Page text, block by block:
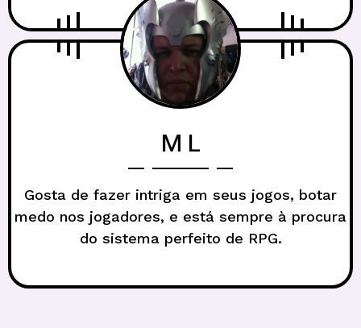
M L
Gosta de fazer intriga em seus jogos, botar
medo nos jogadores, e está sempre à procura
do sistema perfeito de RPG.